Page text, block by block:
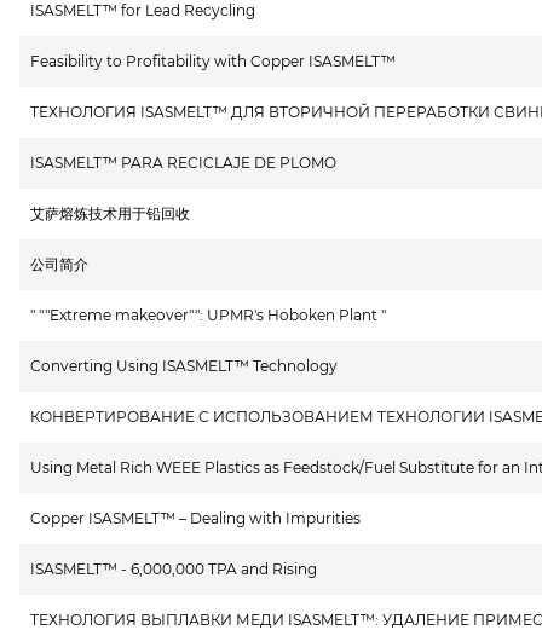
ISASMELT™ for Lead Recycling
Feasibility to Profitability with Copper ISASMELT™
ТЕХНОЛОГИЯ ISASMELT™ ДЛЯ ВТОРИЧНОЙ ПЕРЕРАБОТКИ
ISASMELT™ PARA RECICLAJE DE PLOMO
艾萨熔炼技术用于铅回收
公司简介
" ""Extreme makeover"": UPMR's Hoboken Plant "
Converting Using ISASMELT™ Technology
КОНВЕРТИРОВАНИЕ С ИСПОЛЬЗОВАНИЕМ ТЕХНОЛОГИИ
Using Metal Rich WEEE Plastics as Feedstock/Fuel Substitute for an
Copper ISASMELT™ – Dealing with Impurities
ISASMELT™ - 6,000,000 TPA and Rising
ТЕХНОЛОГИЯ ВЫПЛАВКИ МЕДИ ISASMELT™: УДАЛЕНИЕ